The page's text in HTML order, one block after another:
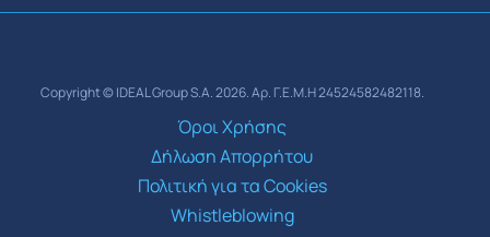
Copyright © IDEAL Group S.A. 2026. Αρ. Γ.Ε.Μ.Η 24524582482118.
Όροι Χρήσης
Δήλωση Απορρήτου
Πολιτική για τα Cookies
Whistleblowing